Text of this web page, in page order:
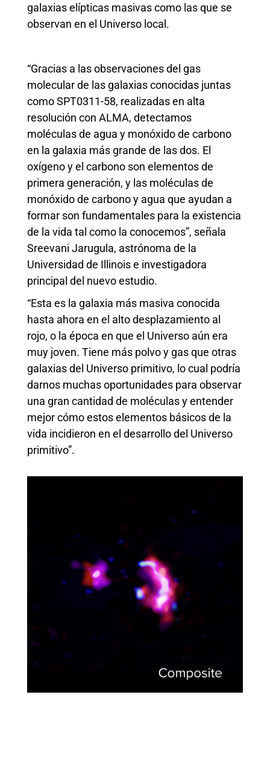
galaxias elípticas masivas como las que se
observan en el Universo local.
“Gracias a las observaciones del gas
molecular de las galaxias conocidas juntas
como SPT0311-58, realizadas en alta
resolución con ALMA, detectamos
moléculas de agua y monóxido de carbono
en la galaxia más grande de las dos. El
oxígeno y el carbono son elementos de
primera generación, y las moléculas de
monóxido de carbono y agua que ayudan a
formar son fundamentales para la existencia
de la vida tal como la conocemos”, señala
Sreevani Jarugula, astrónoma de la
Universidad de Illinois e investigadora
principal del nuevo estudio.
“Esta es la galaxia más masiva conocida
hasta ahora en el alto desplazamiento al
rojo, o la época en que el Universo aún era
muy joven. Tiene más polvo y gas que otras
galaxias del Universo primitivo, lo cual podría
darnos muchas oportunidades para observar
una gran cantidad de moléculas y entender
mejor cómo estos elementos básicos de la
vida incidieron en el desarrollo del Universo
primitivo”.